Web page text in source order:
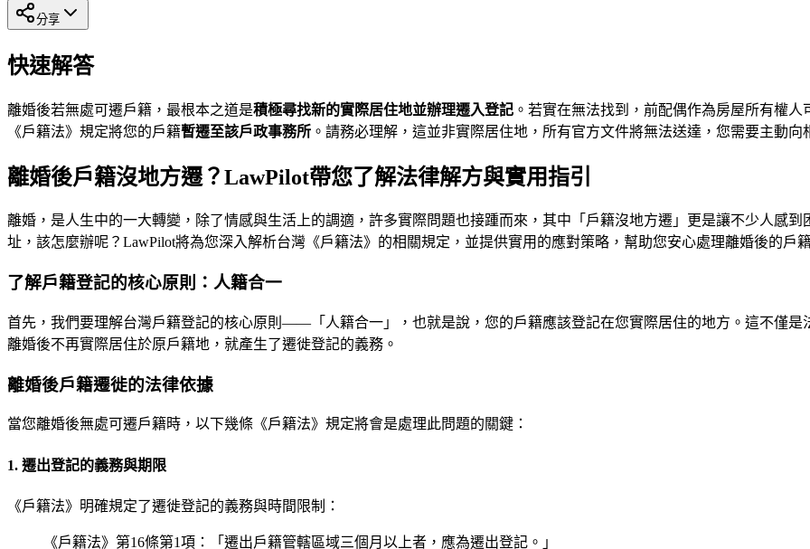
分享
快速解答
離婚後若無處可遷戶籍，最根本之道是積極尋找新的實際居住地並辦理遷入登記 。若實在無法找到，前配偶作為房屋所有權
《戶籍法》規定將您的戶籍暫遷至該戶政事務所 。請務必理解，這並非實際居住地，所有官方文件將無法送達，您需要主動
離婚後戶籍沒地方遷？LawPilot帶您了解法律解方與實用指引
離婚，是人生中的一大轉變，除了情感與生活上的調適，許多實際問題也接踵而來，其中「戶籍沒地方遷」更是讓不少人感
址，該怎麼辦呢？LawPilot將為您深入解析台灣《戶籍法》的相關規定，並提供實用的應對策略，幫助您安心處理離婚後的戶
了解戶籍登記的核心原則：人籍合一
首先，我們要理解台灣戶籍登記的核心原則——「人籍合一」，也就是說，您的戶籍應該登記在您實際居住的地方。這不僅
離婚後不再實際居住於原戶籍地，就產生了遷徙登記的義務。
離婚後戶籍遷徙的法律依據
當您離婚後無處可遷戶籍時，以下幾條《戶籍法》規定將會是處理此問題的關鍵：
1. 遷出登記的義務與期限
《戶籍法》明確規定了遷徙登記的義務與時間限制：
《戶籍法》第16條第1項：「遷出戶籍管轄區域三個月以上者，應為遷出登記。」